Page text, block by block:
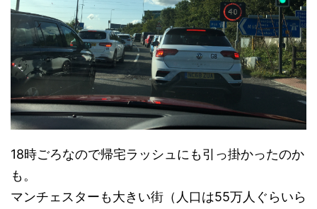
18時ごろなので帰宅ラッシュにも引っ掛かったのか
も。
マンチェスターも大きい街（人口は55万人ぐらいら